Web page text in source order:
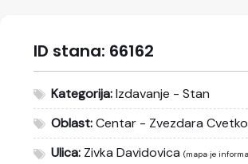
ID stana: 66162
Kategorija:Izdavanje - Stan
Oblast:Centar - Zvezdara Cvetko
Ulica: Zivka Davidovica (mapa je